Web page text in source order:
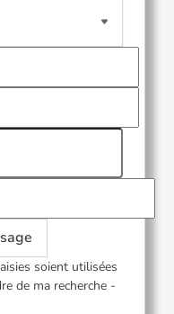
soient utilisées
de ma recherche -